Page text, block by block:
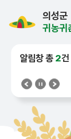
의성군
귀농귀
알림창 총 2건
의성군
오